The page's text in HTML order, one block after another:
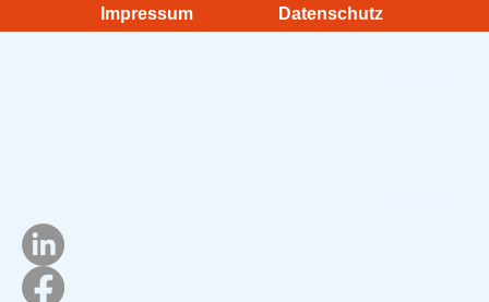
Impressum Datenschutz